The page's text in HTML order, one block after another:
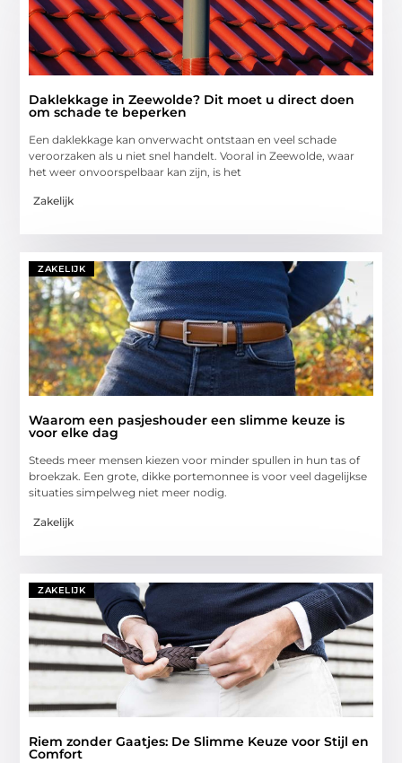
Daklekkage in Zeewolde? Dit moet u direct doen
om schade te beperken
Een daklekkage kan onverwacht ontstaan en veel schade
veroorzaken als u niet snel handelt. Vooral in Zeewolde, waar
het weer onvoorspelbaar kan zijn, is het
Zakelijk
ZAKELIJK
Waarom een pasjeshouder een slimme keuze is
voor elke dag
Steeds meer mensen kiezen voor minder spullen in hun tas of
broekzak. Een grote, dikke portemonnee is voor veel dagelijkse
situaties simpelweg niet meer nodig.
Zakelijk
ZAKELIJK
Riem zonder Gaatjes: De Slimme Keuze voor Stijl en
Comfort